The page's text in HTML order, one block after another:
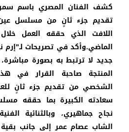
كشف الفنان المصري باسم
تقديم جزء ثانٍ من مسلسل
اللافت الذي حققه العمل
الماضي.وأكد في تصريحات لـ"إرم
جديد لا ترتبط به بصورة
المنتجة صاحبة القرار في
الشخصي من تقديم جزء ثانٍ
سعادته الكبيرة بما حققه
نجاح جماهيري، وبالثنائية
الشاب عصام عمر إلى جانب بقية